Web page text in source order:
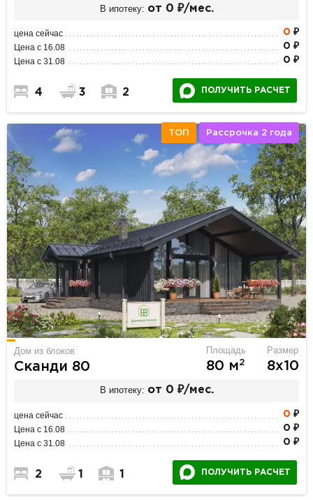
В ипотеку: от 0 ₽/мес.
цена сейчас 0 ₽
Цена с 16.08 0 ₽
Цена с 31.08 0 ₽
4 3 2 ПОЛУЧИТЬ РАСЧЕТ
ТОП Рассрочка 2 года
Дом из блоков
Сканди 80
Площадь
80 м2
Размер
8х10
В ипотеку: от 0 ₽/мес.
цена сейчас 0 ₽
Цена с 16.08 0 ₽
Цена с 31.08 0 ₽
2 1 1 ПОЛУЧИТЬ РАСЧЕТ